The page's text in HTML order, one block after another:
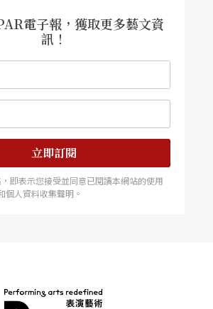
電子報，獲取更多藝文資
訊！
立即訂閱
即表示您接受並同意已閱讀本網站的使用
個人資料收集聲明。